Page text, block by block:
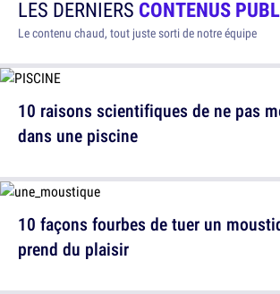
LES DERNIERS CONTENUS
Le contenu chaud, tout juste sorti de notre équipe
10 raisons scientifiques de ne pas
dans une piscine
10 façons fourbes de tuer un
prend du plaisir